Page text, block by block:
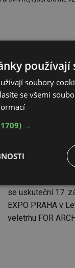
včetně integrace se
Program
TZB-INFO
se uskuteční 17.
EXPO PRAHA v
veletrhu FOR
používají
soubory
se všemi
→
Výkonové
soubory